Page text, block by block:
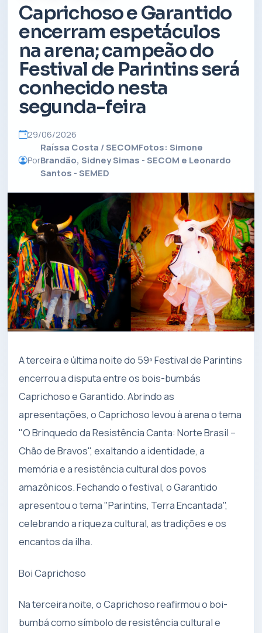
Caprichoso e Garantido
encerram espetáculos
na arena; campeão do
Festival de Parintins será
conhecido nesta
segunda-feira
29/06/2026
Por
Raíssa Costa / SECOMFotos: Simone
Brandão, Sidney Simas - SECOM e Leonardo
Santos - SEMED
A terceira e última noite do 59º Festival de Parintins
encerrou a disputa entre os bois-bumbás
Caprichoso e Garantido. Abrindo as
apresentações, o Caprichoso levou à arena o tema
"O Brinquedo da Resistência Canta: Norte Brasil –
Chão de Bravos", exaltando a identidade, a
memória e a resistência cultural dos povos
amazônicos. Fechando o festival, o Garantido
apresentou o tema "Parintins, Terra Encantada",
celebrando a riqueza cultural, as tradições e os
encantos da ilha.
Boi Caprichoso
Na terceira noite, o Caprichoso reafirmou o boi-
bumbá como símbolo de resistência cultural e